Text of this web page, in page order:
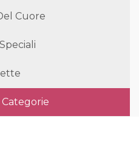
Cuore